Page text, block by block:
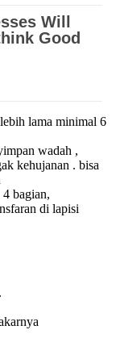
lama minimal 6
wadah ,
kehujanan . bisa
bagian,
di lapisi